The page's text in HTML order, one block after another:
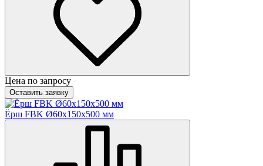
Цена по запросу
Оставить заявку
Ёрш FBK Ø60х150х500 мм